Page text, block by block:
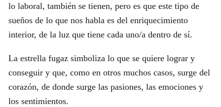
lo laboral, también se tienen, pero es que este tipo de
sueños de lo que nos habla es del enriquecimiento
interior, de la luz que tiene cada uno/a dentro de sí.
La estrella fugaz simboliza lo que se quiere lograr y
conseguir y que, como en otros muchos casos, surge del
corazón, de donde surge las pasiones, las emociones y
los sentimientos.